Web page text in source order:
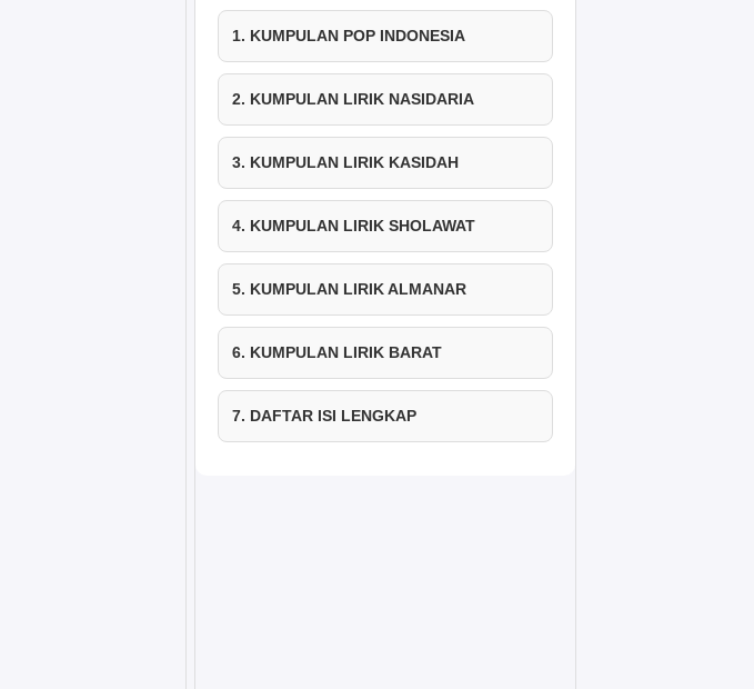
1. KUMPULAN POP INDONESIA
2. KUMPULAN LIRIK NASIDARIA
3. KUMPULAN LIRIK KASIDAH
4. KUMPULAN LIRIK SHOLAWAT
5. KUMPULAN LIRIK ALMANAR
6. KUMPULAN LIRIK BARAT
7. DAFTAR ISI LENGKAP